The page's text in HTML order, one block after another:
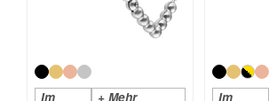
Im + Mehr Im